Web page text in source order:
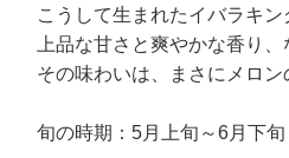
こうして生まれたイバラキン
上品な甘さと爽やかな香り
その味わいは、まさにメロ
旬の時期：5月上旬～6月下旬